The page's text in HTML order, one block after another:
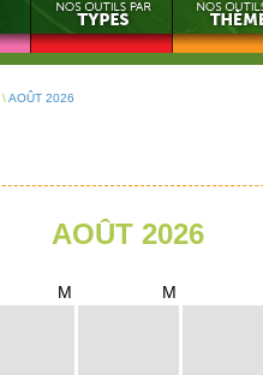
\AOÛT 2026
AOÛT 2026
M M